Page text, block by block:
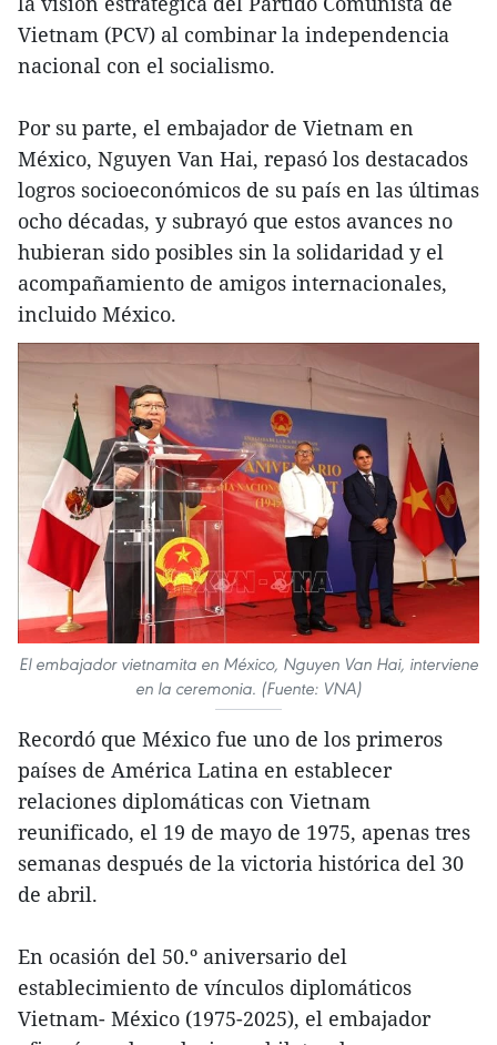
Vietnam (PCV) al combinar la independencia
nacional con el socialismo.
Por su parte, el embajador de Vietnam en
México, Nguyen Van Hai, repasó los destacados
logros socioeconómicos de su país en las últimas
ocho décadas, y subrayó que estos avances no
hubieran sido posibles sin la solidaridad y el
acompañamiento de amigos internacionales,
incluido México.
El embajador vietnamita en México, Nguyen Van Hai, interviene
en la ceremonia. (Fuente: VNA)
Recordó que México fue uno de los primeros
países de América Latina en establecer
relaciones diplomáticas con Vietnam
reunificado, el 19 de mayo de 1975, apenas tres
semanas después de la victoria histórica del 30
de abril.
En ocasión del 50.º aniversario del
establecimiento de vínculos diplomáticos
Vietnam- México (1975-2025), el embajador